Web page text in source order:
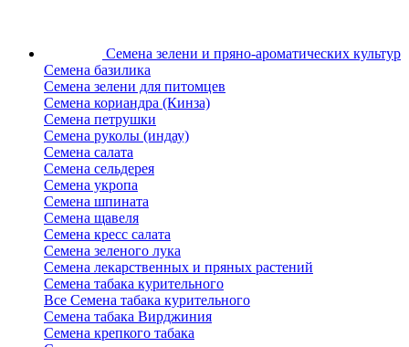
Семена зелени и пряно-ароматических культур
Семена базилика
Семена зелени для питомцев
Семена кориандра (Кинза)
Семена петрушки
Семена руколы (индау)
Семена салата
Семена сельдерея
Семена укропа
Семена шпината
Семена щавеля
Семена кресс салата
Семена зеленого лука
Семена лекарственных и пряных растений
Семена табака курительного
Все Семена табака курительного
Семена табака Вирджиния
Семена крепкого табака